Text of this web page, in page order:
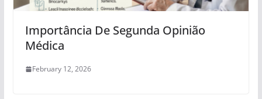
Importância De Segunda Opinião
Médica
February 12, 2026